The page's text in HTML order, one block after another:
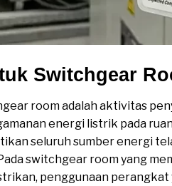
Switchgear
room adalah aktivitas
energi listrik pada
seluruh sumber energi
switchgear room yang
penggunaan